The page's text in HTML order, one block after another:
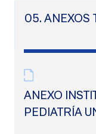
05. ANEXOS
ANEXO
PEDIATRÍA